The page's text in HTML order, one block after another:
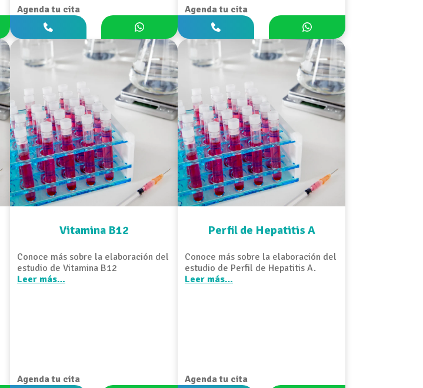
Agenda tu cita Agenda tu cita
Vitamina B12
Conoce más sobre la elaboración del
estudio de Vitamina B12
Leer más…
Agenda tu cita
Perfil de Hepatitis A
Conoce más sobre la elaboración del
estudio de Perfil de Hepatitis A.
Leer más…
Agenda tu cita